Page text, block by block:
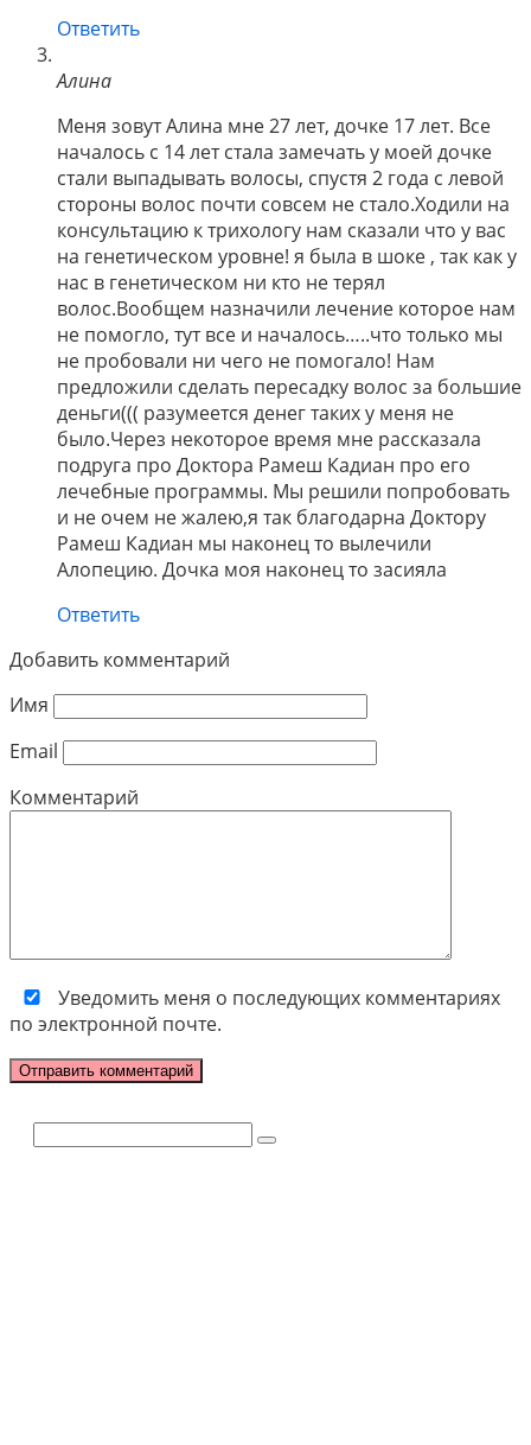
Ответить
Алина
Меня зовут Алина мне 27 лет, дочке 17 лет. Все
началось с 14 лет стала замечать у моей дочке
стали выпадывать волосы, спустя 2 года с левой
стороны волос почти совсем не стало.Ходили на
консультацию к трихологу нам сказали что у вас
на генетическом уровне! я была в шоке , так как у
нас в генетическом ни кто не терял
волос.Вообщем назначили лечение которое нам
не помогло, тут все и началось…..что только мы
не пробовали ни чего не помогало! Нам
предложили сделать пересадку волос за большие
деньги((( разумеется денег таких у меня не
было.Через некоторое время мне рассказала
подруга про Доктора Рамеш Кадиан про его
лечебные программы. Мы решили попробовать
и не очем не жалею,я так благодарна Доктору
Рамеш Кадиан мы наконец то вылечили
Алопецию. Дочка моя наконец то засияла
Ответить
Добавить комментарий
Имя
Email
Комментарий
Уведомить меня о последующих комментариях
по электронной почте.
Поиск: